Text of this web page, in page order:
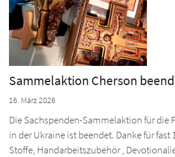
Sammelaktion Cherson
16. März 2026
Die Sachspenden-Sammelaktion für die
in der Ukraine ist beendet. Danke für fast
Stoffe, Handarbeitszubehör ,